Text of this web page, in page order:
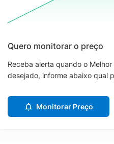
Quero monitorar o preço
Receba alerta quando o
desejado, informe abaixo qual
Monitorar Preço